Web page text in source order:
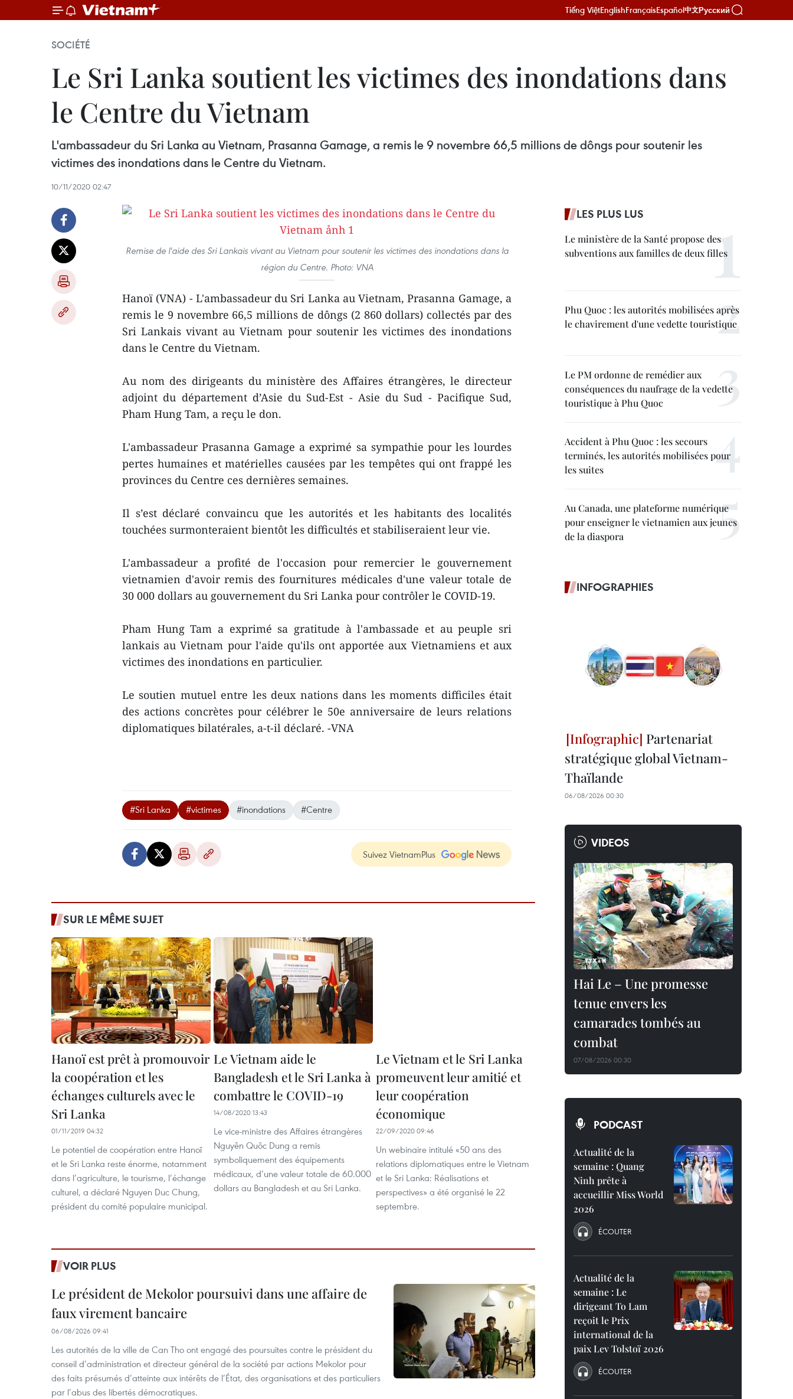
Tiếng ViệtEnglishFrançaisEspañol中文Русский
SOCIÉTÉ
Le Sri Lanka soutient les victimes des inondations dans
le Centre du Vietnam
L'ambassadeur du Sri Lanka au Vietnam, Prasanna Gamage, a remis le 9 novembre 66,5 millions de dôngs pour soutenir les
victimes des inondations dans le Centre du Vietnam.
10/11/2020 02:47
Remise de l'aide des Sri Lankais vivant au Vietnam pour soutenir les victimes des inondations dans la
région du Centre. Photo: VNA
Hanoï (VNA) - L'ambassadeur du Sri Lanka au Vietnam, Prasanna Gamage, a
remis le 9 novembre 66,5 millions de dôngs (2 860 dollars) collectés par des
Sri Lankais vivant au Vietnam pour soutenir les victimes des inondations
dans le Centre du Vietnam.
Au nom des dirigeants du ministère des Affaires étrangères, le directeur
adjoint du département d’Asie du Sud-Est - Asie du Sud - Pacifique Sud,
Pham Hung Tam, a reçu le don.
L'ambassadeur Prasanna Gamage a exprimé sa sympathie pour les lourdes
pertes humaines et matérielles causées par les tempêtes qui ont frappé les
provinces du Centre ces dernières semaines.
Il s’est déclaré convaincu que les autorités et les habitants des localités
touchées surmonteraient bientôt les difficultés et stabiliseraient leur vie.
L'ambassadeur a profité de l'occasion pour remercier le gouvernement
vietnamien d'avoir remis des fournitures médicales d'une valeur totale de
30 000 dollars au gouvernement du Sri Lanka pour contrôler le COVID-19.
Pham Hung Tam a exprimé sa gratitude à l'ambassade et au peuple sri
lankais au Vietnam pour l'aide qu'ils ont apportée aux Vietnamiens et aux
victimes des inondations en particulier.
Le soutien mutuel entre les deux nations dans les moments difficiles était
des actions concrètes pour célébrer le 50e anniversaire de leurs relations
diplomatiques bilatérales, a-t-il déclaré. -VNA
#Sri Lanka #victimes #inondations #Centre
Suivez VietnamPlus
SUR LE MÊME SUJET
Hanoï est prêt à promouvoir
la coopération et les
échanges culturels avec le
Sri Lanka
01/11/2019 04:32
Le potentiel de coopération entre Hanoï
et le Sri Lanka reste énorme, notamment
dans l’agriculture, le tourisme, l’échange
culturel, a déclaré Nguyen Duc Chung,
président du comité populaire municipal.
Le Vietnam aide le
Bangladesh et le Sri Lanka à
combattre le COVID-19
14/08/2020 13:43
Le vice-ministre des Affaires étrangères
Nguyên Quôc Dung a remis
symboliquement des équipements
médicaux, d’une valeur totale de 60.000
dollars au Bangladesh et au Sri Lanka.
Le Vietnam et le Sri Lanka
promeuvent leur amitié et
leur coopération
économique
22/09/2020 09:46
Un webinaire intitulé «50 ans des
relations diplomatiques entre le Vietnam
et le Sri Lanka: Réalisations et
perspectives» a été organisé le 22
septembre.
VOIR PLUS
Le président de Mekolor poursuivi dans une affaire de
faux virement bancaire
06/08/2026 09:41
Les autorités de la ville de Can Tho ont engagé des poursuites contre le président du
conseil d’administration et directeur général de la société par actions Mekolor pour
des faits présumés d’atteinte aux intérêts de l’État, des organisations et des particuliers
par l’abus des libertés démocratiques.
LES PLUS LUS
Le ministère de la Santé propose des
subventions aux familles de deux filles
Phu Quoc : les autorités mobilisées après
le chavirement d'une vedette touristique
Le PM ordonne de remédier aux
conséquences du naufrage de la vedette
touristique à Phu Quoc
Accident à Phu Quoc : les secours
terminés, les autorités mobilisées pour
les suites
Au Canada, une plateforme numérique
pour enseigner le vietnamien aux jeunes
de la diaspora
INFOGRAPHIES
Partenariat
stratégique global Vietnam-
Thaïlande
06/08/2026 00:30
VIDEOS
Hai Le – Une promesse
tenue envers les
camarades tombés au
combat
07/08/2026 00:30
PODCAST
Actualité de la
semaine : Quang
Ninh prête à
accueillir Miss World
2026
ÉCOUTER
Actualité de la
semaine : Le
dirigeant To Lam
reçoit le Prix
international de la
paix Lev Tolstoï 2026
ÉCOUTER